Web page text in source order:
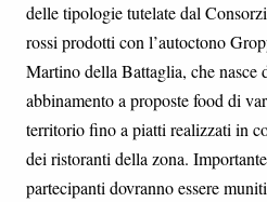
delle tipologie tutelate dal
rossi prodotti con l’autoctono
Martino della Battaglia, che nasce
abbinamento a proposte food di
territorio fino a piatti realizzati in
dei ristoranti della zona.
partecipanti dovranno essere